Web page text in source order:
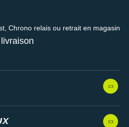
relais ou retrait en magasin